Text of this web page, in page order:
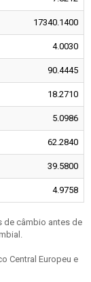
17340.1400
4.0030
90.4445
18.2710
5.0986
62.2840
39.5800
4.9758
de câmbio antes de
Central Europeu e